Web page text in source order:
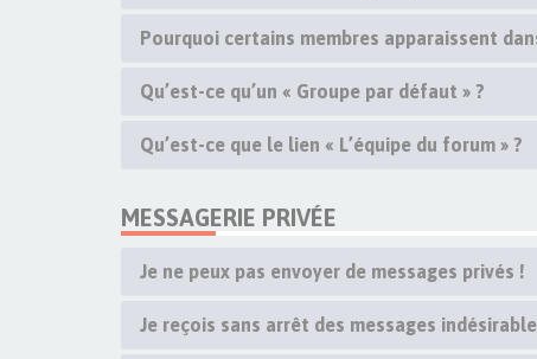
Pourquoi certains membres apparaissent
Qu’est-ce qu’un « Groupe par défaut » ?
Qu’est-ce que le lien « L’équipe du forum » ?
MESSAGERIE PRIVÉE
Je ne peux pas envoyer de messages privés !
Je reçois sans arrêt des messages